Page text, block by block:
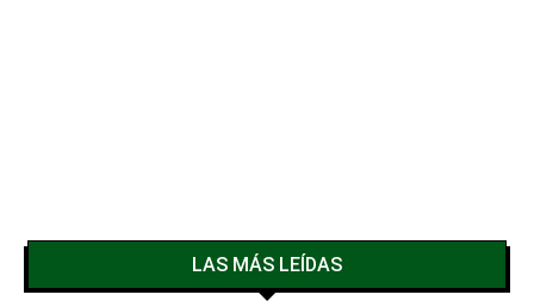
LAS MÁS LEÍDAS